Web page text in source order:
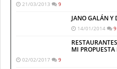
21/03/2013 9
JANO GALÁN Y
14/01/2014 9
MI
02/02/2017 9